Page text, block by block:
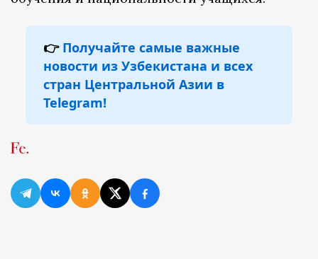
👉 Получайте самые важные
новости из Узбекистана и всех
стран Центральной Азии в
Telegram!